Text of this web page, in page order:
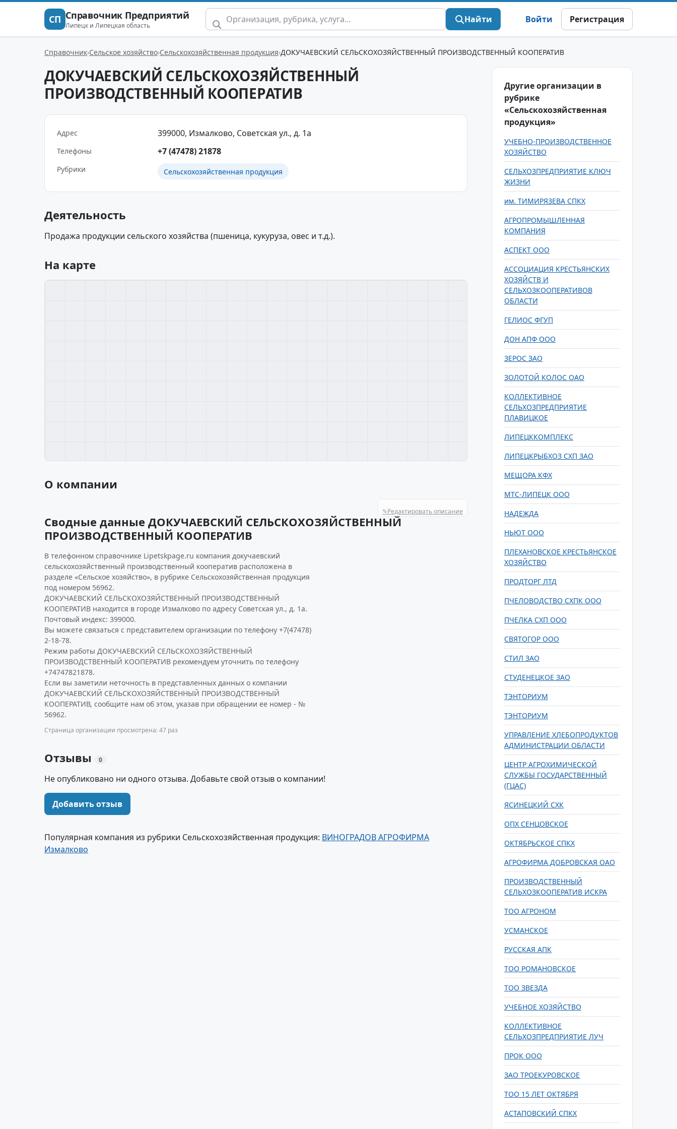
СП Справочник Предприятий
Липецк и Липецкая область
Найти Войти Регистрация
Справочник Сельское хозяйство Сельскохозяйственная продукция ДОКУЧАЕВСКИЙ СЕЛЬСКОХОЗЯЙСТВЕННЫЙ ПРОИЗВОДСТВЕННЫЙ КООПЕРАТИВ
ДОКУЧАЕВСКИЙ СЕЛЬСКОХОЗЯЙСТВЕННЫЙ
ПРОИЗВОДСТВЕННЫЙ КООПЕРАТИВ
Адрес 399000, Измалково, Советская ул., д. 1а
Телефоны +7 (47478) 21878
Рубрики Сельскохозяйственная продукция
Деятельность
Продажа продукции сельского хозяйства (пшеница, кукуруза, овес и т.д.).
На карте
О компании
✎Редактировать описание
Сводные данные ДОКУЧАЕВСКИЙ СЕЛЬСКОХОЗЯЙСТВЕННЫЙ
ПРОИЗВОДСТВЕННЫЙ КООПЕРАТИВ
В телефонном справочнике Lipetskpage.ru компания докучаевский
сельскохозяйственный производственный кооператив расположена в
разделе «Сельское хозяйство», в рубрике Сельскохозяйственная продукция
под номером 56962.
ДОКУЧАЕВСКИЙ СЕЛЬСКОХОЗЯЙСТВЕННЫЙ ПРОИЗВОДСТВЕННЫЙ
КООПЕРАТИВ находится в городе Измалково по адресу Советская ул., д. 1а.
Почтовый индекс: 399000.
Вы можете связаться с представителем организации по телефону +7(47478)
2-18-78.
Режим работы ДОКУЧАЕВСКИЙ СЕЛЬСКОХОЗЯЙСТВЕННЫЙ
ПРОИЗВОДСТВЕННЫЙ КООПЕРАТИВ рекомендуем уточнить по телефону
+74747821878.
Если вы заметили неточность в представленных данных о компании
ДОКУЧАЕВСКИЙ СЕЛЬСКОХОЗЯЙСТВЕННЫЙ ПРОИЗВОДСТВЕННЫЙ
КООПЕРАТИВ, сообщите нам об этом, указав при обращении ее номер - №
56962.
Страница организации просмотрена: 47 раз
Отзывы 0
Не опубликовано ни одного отзыва. Добавьте свой отзыв о компании!
Добавить отзыв
Популярная компания из рубрики Сельскохозяйственная продукция: ВИНОГРАДОВ АГРОФИРМА
Измалково
Другие организации в
рубрике
«Сельскохозяйственная
продукция»
УЧЕБНО-ПРОИЗВОДСТВЕННОЕ
ХОЗЯЙСТВО
СЕЛЬХОЗПРЕДПРИЯТИЕ КЛЮЧ
ЖИЗНИ
им. ТИМИРЯЗЕВА СПКХ
АГРОПРОМЫШЛЕННАЯ
КОМПАНИЯ
АСПЕКТ ООО
АССОЦИАЦИЯ КРЕСТЬЯНСКИХ
ХОЗЯЙСТВ И
СЕЛЬХОЗКООПЕРАТИВОВ
ОБЛАСТИ
ГЕЛИОС ФГУП
ДОН АПФ ООО
ЗЕРОС ЗАО
ЗОЛОТОЙ КОЛОС ОАО
КОЛЛЕКТИВНОЕ
СЕЛЬХОЗПРЕДПРИЯТИЕ
ПЛАВИЦКОЕ
ЛИПЕЦККОМПЛЕКС
ЛИПЕЦКРЫБХОЗ СХП ЗАО
МЕЩОРА КФХ
МТС-ЛИПЕЦК ООО
НАДЕЖДА
НЬЮТ ООО
ПЛЕХАНОВСКОЕ КРЕСТЬЯНСКОЕ
ХОЗЯЙСТВО
ПРОДТОРГ ЛТД
ПЧЕЛОВОДСТВО СХПК ООО
ПЧЕЛКА СХП ООО
СВЯТОГОР ООО
СТИЛ ЗАО
СТУДЕНЕЦКОЕ ЗАО
ТЭНТОРИУМ
ТЭНТОРИУМ
УПРАВЛЕНИЕ ХЛЕБОПРОДУКТОВ
АДМИНИСТРАЦИИ ОБЛАСТИ
ЦЕНТР АГРОХИМИЧЕСКОЙ
СЛУЖБЫ ГОСУДАРСТВЕННЫЙ
(ГЦАС)
ЯСИНЕЦКИЙ СХК
ОПХ СЕНЦОВСКОЕ
ОКТЯБРЬСКОЕ СПКХ
АГРОФИРМА ДОБРОВСКАЯ ОАО
ПРОИЗВОДСТВЕННЫЙ
СЕЛЬХОЗКООПЕРАТИВ ИСКРА
ТОО АГРОНОМ
УСМАНСКОЕ
РУССКАЯ АПК
ТОО РОМАНОВСКОЕ
ТОО ЗВЕЗДА
УЧЕБНОЕ ХОЗЯЙСТВО
КОЛЛЕКТИВНОЕ
СЕЛЬХОЗПРЕДПРИЯТИЕ ЛУЧ
ПРОК ООО
ЗАО ТРОЕКУРОВСКОЕ
ТОО 15 ЛЕТ ОКТЯБРЯ
АСТАПОВСКИЙ СПКХ